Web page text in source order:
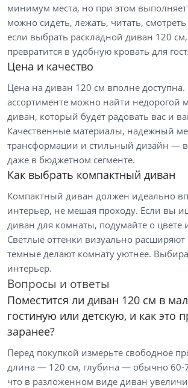
Цена
от до
Цвет
Белый
Бежевый
Черный
Зеленый
Голубой
Красный
минимум места, но при этом
можно сидеть, лежать, читать,
если выбрать раскладной диван 120
превратится в удобную кровать для
Цена и качество
Цена на диван 120 см вполне
ассортименте можно найти недорогой
диван, который будет радовать вас и
Качественные материалы, надежный
трансформации и стильный дизайн —
даже в бюджетном сегменте.
Как выбрать компактный диван
Компактный диван должен идеально
интерьер, не мешая проходу. Если вы
диван для комнаты, подумайте о цвете
Светлые оттенки визуально расширяют
темные делают комнату уютнее.
интерьер.
Вопросы и ответы
Поместится ли диван 120 см в
гостиную или детскую, и как это
заранее?
Перед покупкой измерьте свободное
длина — 120 см, глубина — обычно 60-
что в разложенном виде диван